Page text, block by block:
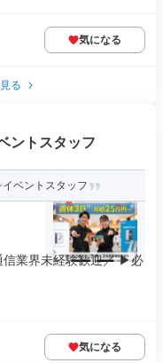
気になる
る
ントスタッフ
ベントスタッフ
信業界未経験歓迎／ ▶必
気になる